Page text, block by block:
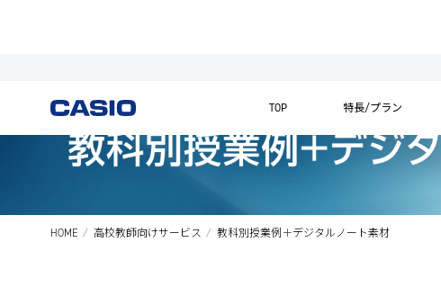
TOP 特長/プラン
HOME 高校教師向けサービス 教科別授業例＋デジタルノート素材